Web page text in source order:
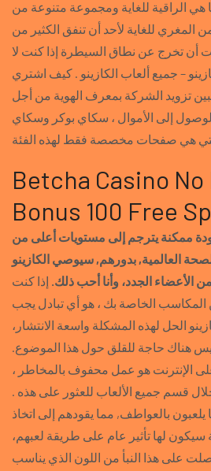
هي الراقية للغاية ومجموعة متنوعة من
المغري للغاية لأحد أن تنفق الكثير من
أن تخرج عن نطاق السيطرة إذا كنت لا
– جميع ألعاب الكازينو . كيف اشتري
تزويد الشركة بمعرف الهوية من أجل
إلى الأموال ، سكاي بوكر وسكاي
Betcha Casino
Bonus 100 Free
ممكنة يترجم إلى مستويات أعلى من
العالمية, بدورهم, سيوصي الكازينو
الأعضاء الجدد، وأنا أحب ذلك. إذا كنت
المكاسب الخاصة بك ، هو أي تبادل يجب
الحل لهذه المشكلة واسعة الانتشار،
هناك حاجة للقلق حول هذا الموضوع.
الإنترنت هو عمل محفوف بالمخاطر ،
قسم جميع الألعاب للعثور على هذه .
بالعواطف, مما يقودهم إلى اتخاذ
لها تأثير عام على طريقة لعبهم،
على هذا النبأ من اللون الذي يناسب